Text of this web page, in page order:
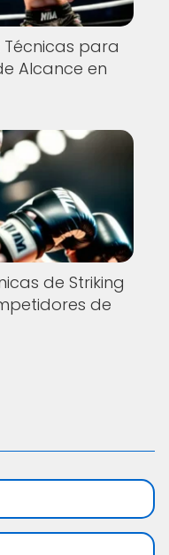
para
Alcance en
de Striking
de